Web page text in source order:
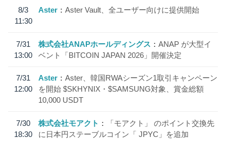
8/3
11:30
Aster Aster Vault、全ユーザー向けに提供開始
7/31
13:00
株式会社ANAPホールディングス
ANAP が大型イ
ベント「BITCOIN JAPAN 2026」開催決定
7/31
12:00
Aster
Aster、韓国RWAシーズン1取引キャンペーン
を開始 $SKHYNIX・$SAMSUNG対象、賞金総額
10,000 USDT
7/30
18:30
株式会社モアクト
「モアクト」 のポイント交換先
に日本円ステーブルコイン「 JPYC」を追加